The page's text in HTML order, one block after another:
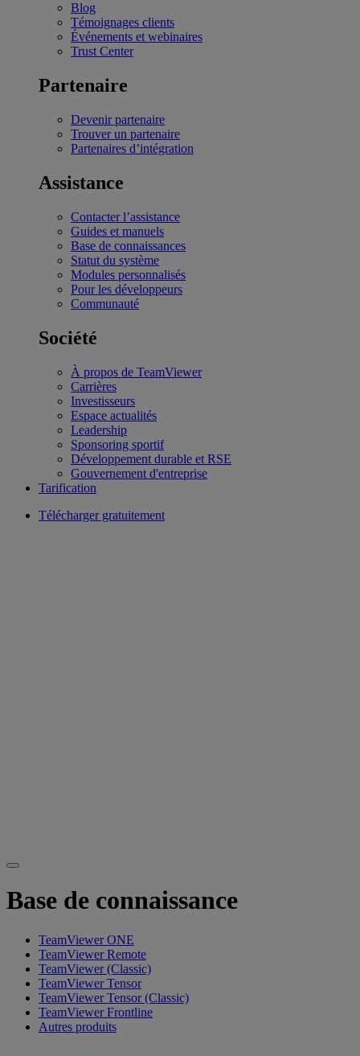
Blog
Témoignages clients
Événements et webinaires
Trust Center
Partenaire
Devenir partenaire
Trouver un partenaire
Partenaires d’intégration
Assistance
Contacter l’assistance
Guides et manuels
Base de connaissances
Statut du système
Modules personnalisés
Pour les développeurs
Communauté
Société
À propos de TeamViewer
Carrières
Investisseurs
Espace actualités
Leadership
Sponsoring sportif
Développement durable et RSE
Gouvernement d'entreprise
Tarification
Télécharger gratuitement
Base de connaissance
TeamViewer ONE
TeamViewer Remote
TeamViewer (Classic)
TeamViewer Tensor
TeamViewer Tensor (Classic)
TeamViewer Frontline
Autres produits